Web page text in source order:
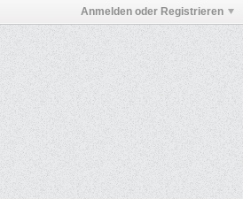
Anmelden oder Registrieren